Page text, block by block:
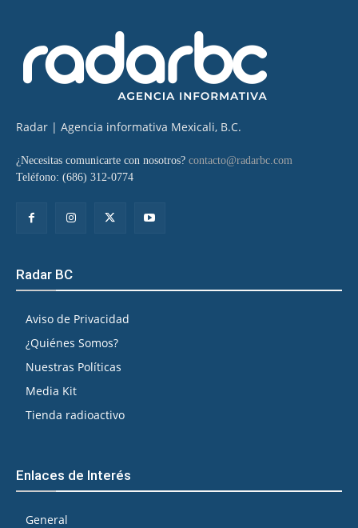
Radar | Agencia informativa Mexicali, B.C.
¿Necesitas comunicarte con nosotros? contacto@radarbc.com
Teléfono: (686) 312-0774
Radar BC
Aviso de Privacidad
¿Quiénes Somos?
Nuestras Políticas
Media Kit
Tienda radioactivo
Enlaces de Interés
General